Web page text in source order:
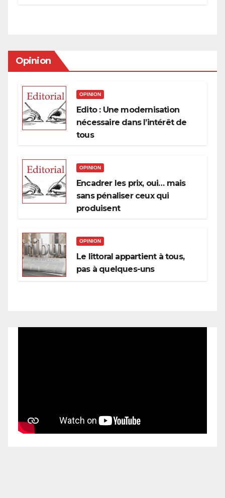
Opinion
OPINION
Edito : Une modernisation
nécessaire dans l’intérêt de
tous
OPINION
Encadrer les prix, oui… mais
sans pénaliser ceux qui
produisent
OPINION
Le littoral appartient à tous,
pas à quelques-uns